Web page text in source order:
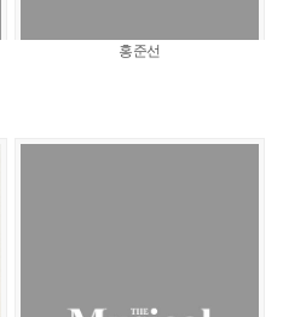
홍준선